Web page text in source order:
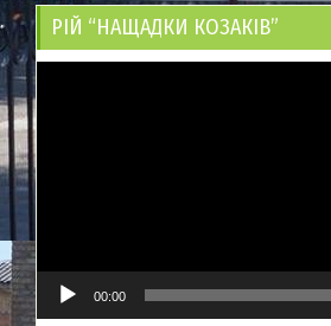
РІЙ “НАЩАДКИ КОЗАКІВ”
00:00